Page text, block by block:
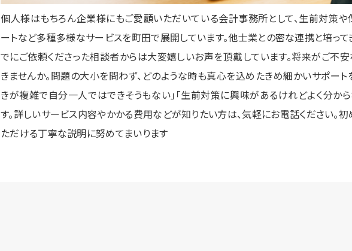
個人様はもちろん企業様にもご愛顧いただいている会計事務所として、生前対策
ートなど多種多様なサービスを町田で展開しています。他士業との密な連携と培って
でにご依頼くださった相談者からは大変嬉しいお声を頂戴しています。将来がご不
きませんか。問題の大小を問わず、どのような時も真心を込めたきめ細かいサポート
きが複雑で自分一人ではできそうもない」「生前対策に興味があるけれどよく分か
す。詳しいサービス内容やかかる費用などが知りたい方は、気軽にお電話ください。
ただける丁寧な説明に努めてまいります